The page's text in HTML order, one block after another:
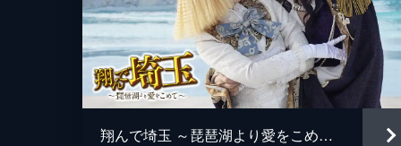
翔んで埼玉 ～琵琶湖より愛をこめて～